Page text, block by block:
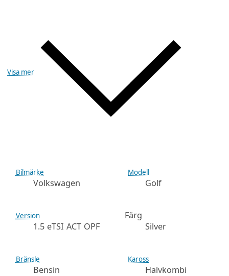
Visa mer
Bilmärke
Volkswagen
Modell
Golf
Version
1.5 eTSI ACT OPF
Färg
Silver
Bränsle
Bensin
Kaross
Halvkombi